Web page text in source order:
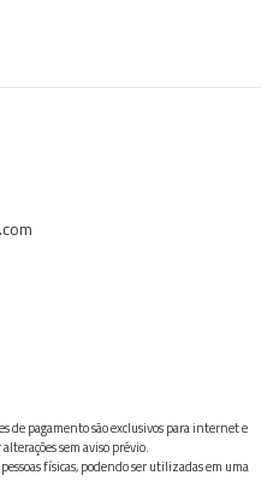
de pagamento são exclusivos para internet e
sem aviso prévio.
físicas, podendo ser utilizadas em uma